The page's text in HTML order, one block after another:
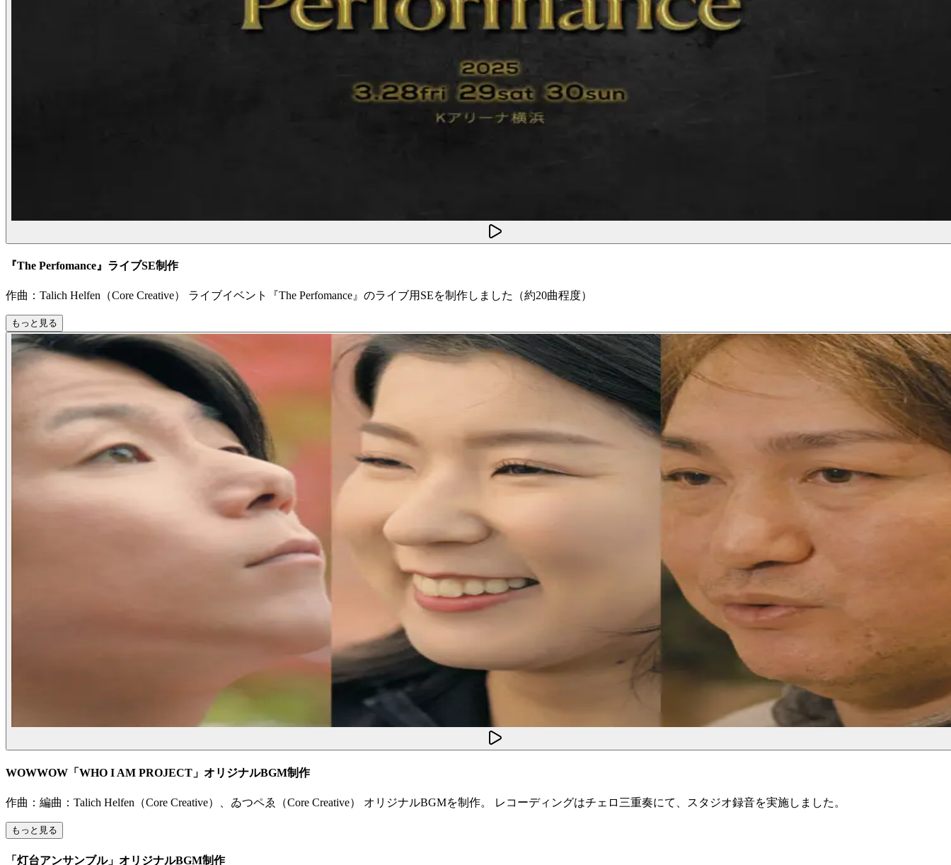
『The Perfomance』ライブSE制作
作曲：Talich Helfen（Core Creative） ライブイベント『The Perfomance』のライブ用SEを制作しました（約20曲程度）
もっと見る
WOWWOW「WHO I AM PROJECT」オリジナルBGM制作
作曲：編曲：Talich Helfen（Core Creative）、ゐつペゑ（Core Creative） オリジナルBGMを制作。 レコーディングはチェロ三重奏にて、スタジオ録音を実施しました。
もっと見る
「灯台アンサンブル」オリジナルBGM制作